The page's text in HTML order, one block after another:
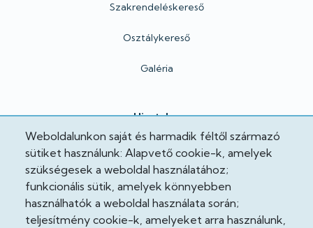
Weboldalunkon saját és harmadik féltől származó
sütiket használunk: Alapvető cookie-k, amelyek
szükségesek a weboldal használatához;
funkcionális sütik, amelyek könnyebben
használhatók a weboldal használata során;
teljesítmény cookie-k, amelyeket arra használunk,
Szakrendeléskereső
Osztálykereső
Galéria
Hivatalos
Adatkezelési tájékoztató
Adatvédelmi tisztviselő
Akadálymentesítési nyilatkozat